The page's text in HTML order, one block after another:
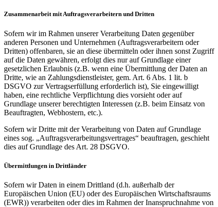
Zusammenarbeit mit Auftragsverarbeitern und Dritten
Sofern wir im Rahmen unserer Verarbeitung Daten gegenüber
anderen Personen und Unternehmen (Auftragsverarbeitern oder
Dritten) offenbaren, sie an diese übermitteln oder ihnen sonst Zugriff
auf die Daten gewähren, erfolgt dies nur auf Grundlage einer
gesetzlichen Erlaubnis (z.B. wenn eine Übermittlung der Daten an
Dritte, wie an Zahlungsdienstleister, gem. Art. 6 Abs. 1 lit. b
DSGVO zur Vertragserfüllung erforderlich ist), Sie eingewilligt
haben, eine rechtliche Verpflichtung dies vorsieht oder auf
Grundlage unserer berechtigten Interessen (z.B. beim Einsatz von
Beauftragten, Webhostern, etc.).
Sofern wir Dritte mit der Verarbeitung von Daten auf Grundlage
eines sog. „Auftragsverarbeitungsvertrages“ beauftragen, geschieht
dies auf Grundlage des Art. 28 DSGVO.
Übermittlungen in Drittländer
Sofern wir Daten in einem Drittland (d.h. außerhalb der
Europäischen Union (EU) oder des Europäischen Wirtschaftsraums
(EWR)) verarbeiten oder dies im Rahmen der Inanspruchnahme von